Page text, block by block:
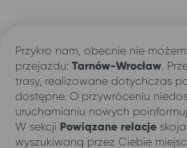
Przykro nam, obecnie nie
przejazdu: Tarnów-Wrocław .
trasy, realizowane dotychczas
dostępne. O przywróceniu
uruchamianiu nowych
W sekcji Powiązane relacje
wyszukiwaną przez Ciebie